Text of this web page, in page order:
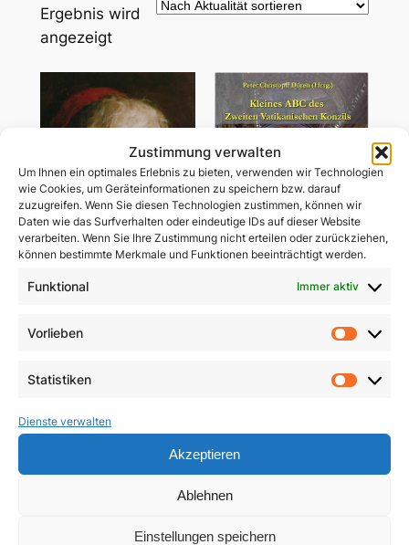
Zustimmung verwalten
Um Ihnen ein optimales Erlebnis zu bieten, verwenden wir Technologien
wie Cookies, um Geräteinformationen zu speichern bzw. darauf
zuzugreifen. Wenn Sie diesen Technologien zustimmen, können wir
Daten wie das Surfverhalten oder eindeutige IDs auf dieser Website
verarbeiten. Wenn Sie Ihre Zustimmung nicht erteilen oder zurückziehen,
können bestimmte Merkmale und Funktionen beeinträchtigt werden.
Funktional Immer aktiv
Vorlieben
Statistiken
Dienste verwalten
Akzeptieren
Ablehnen
Einstellungen speichern
Ergebnis wird
angezeigt
In den Warenkorb
Kleines ABC des